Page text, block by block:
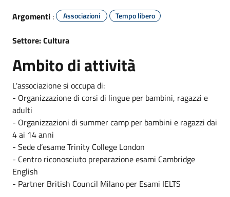
Argomenti : Associazioni Tempo libero
Settore: Cultura
Ambito di attività
L'associazione si occupa di:
- Organizzazione di corsi di lingue per bambini, ragazzi e
adulti
- Organizzazioni di summer camp per bambini e ragazzi dai
4 ai 14 anni
- Sede d’esame Trinity College London
- Centro riconosciuto preparazione esami Cambridge
English
- Partner British Council Milano per Esami IELTS